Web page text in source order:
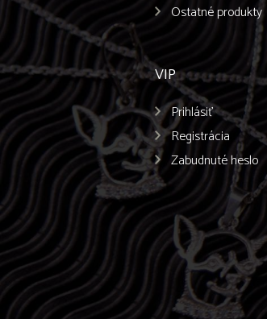
Ostatné produkty
VIP
Prihlásiť
Registrácia
Zabudnuté heslo